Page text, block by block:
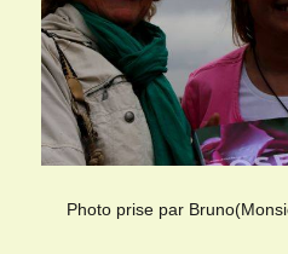
Photo prise par